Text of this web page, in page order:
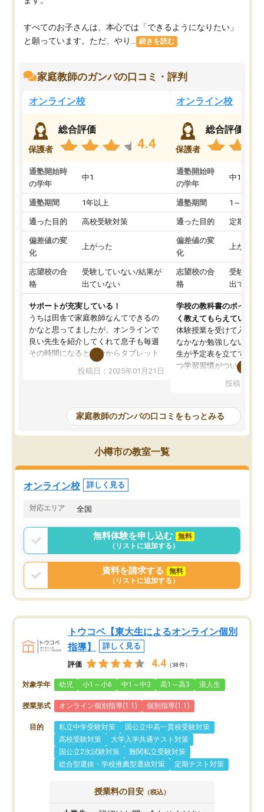
すべてのお子さんは、本心では「できるようになりたい」
と願っています。ただ、やり...
続きを読む
家庭教師のガンバの口コミ・評判
オンライン校
保護者
総合評価
4.4
通塾開始時
の学年
中1
通塾期間 1年以上
通った目的 高校受験対策
偏差値の変
化
上がった
志望校の合
格
受験していない/結果が
出ていない
サポートが充実している！
うちは田舎で家庭教師なんてできるの
かなと思ってましたが、オンラインで
良い先生を紹介してくれて息子も毎週
その時間になると自分からタブレット
を開いてzoomを繋げるようになりまし
た！5科目なんでもOKなのもとても気
めて1年ほどだった今では平均点以上の
科目が増えてきました！あと1年受験ま
であるので無料の週末教室を使用しな
がら頑張って欲しいと思います！
投稿日：2025年01月21日
オンライン校
保護者
総合評価
通塾開始時
の学年
中1
通塾期間 1～3ヵ月
通った目的 定期テス
偏差値の変
化
上がった
志望校の合
格
受験して
出ていな
学校の教科書のポイント
く教えてもらえている
体験授業を受けて入塾し
なかなか勉強しない息子
生が予定表を立ててくれ
つ学習習慣がついてきま
指導が無い日も予定表
問できるのでとても助か
投稿日：
家庭教師のガンバの口コミをもっとみる
小樽市の教室一覧
オンライン校 詳しく見る
対応エリア 全国
無料体験を申し込む
無料
（リストに追加する）
資料を請求する
無料
（リストに追加する）
トウコベ【東大生によるオンライン個別
指導】
詳しく見る
評価 4.4 （38件）
対象学年 幼児 小1～小6 中1～中3 高1～高3 浪人生
授業形式 オンライン個別指導(1:1) 個別指導(1:1)
目的 私立中学受験対策
国公立中高一貫校受験対策
高校受験対策
大学入学共通テスト対策
国公立2次試験対策
難関私立受験対策
総合型選抜・学校推薦型選抜対策
定期テスト対策
授業料の目安 （税込）